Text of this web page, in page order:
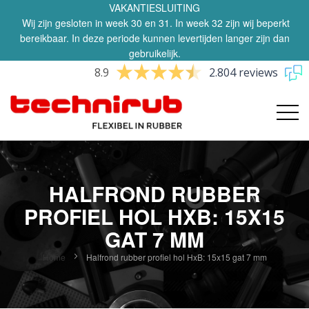
VAKANTIESLUITING
Wij zijn gesloten in week 30 en 31. In week 32 zijn wij beperkt
bereikbaar. In deze periode kunnen levertijden langer zijn dan
gebruikelijk.
8.9 2.804 reviews
HALFROND RUBBER
PROFIEL HOL HXB: 15X15
GAT 7 MM
Home Halfrond rubber profiel hol HxB: 15x15 gat 7 mm